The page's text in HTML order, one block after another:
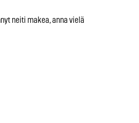
neiti makea, anna vielä